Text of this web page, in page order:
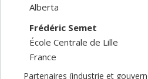
Alberta
Frédéric Semet
École Centrale de Lille
France
Partenaires (industrie et